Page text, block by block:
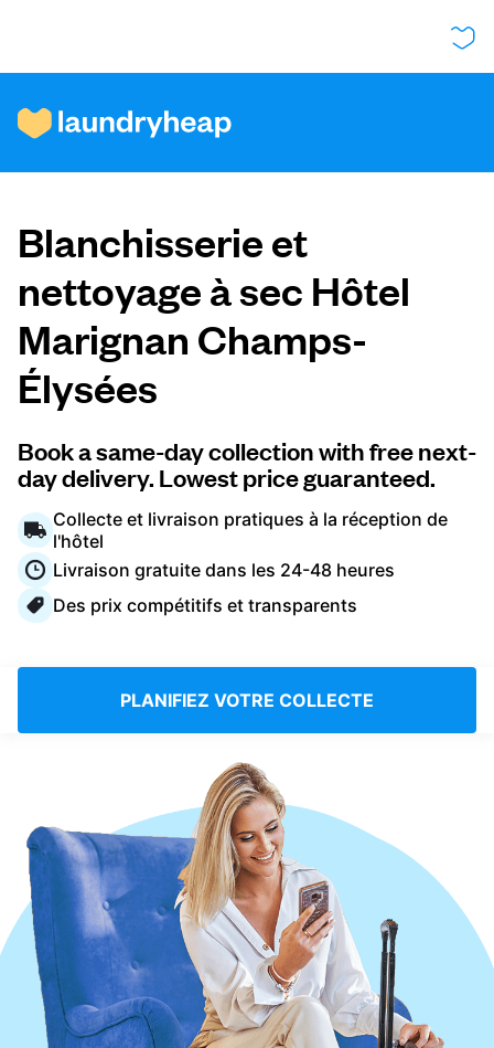
Comment ça fonctionne
Prix et services
À propos de nous
Pour les entreprises
Connectez-vous
Téléchargez notre application mobile
Suivez-nous
France FR
Blanchisserie et
nettoyage à sec Hôtel
Marignan Champs-
Élysées
Book a same-day collection with free next-
day delivery. Lowest price guaranteed.
Collecte et livraison pratiques à la réception de
l'hôtel
Livraison gratuite dans les 24-48 heures
Des prix compétitifs et transparents
PLANIFIEZ VOTRE COLLECTE